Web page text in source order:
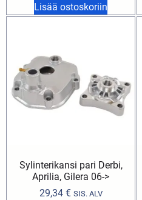
Lisää ostoskoriin
Sylinterikansi pari Derbi,
Aprilia, Gilera 06->
29,34 € SIS. ALV